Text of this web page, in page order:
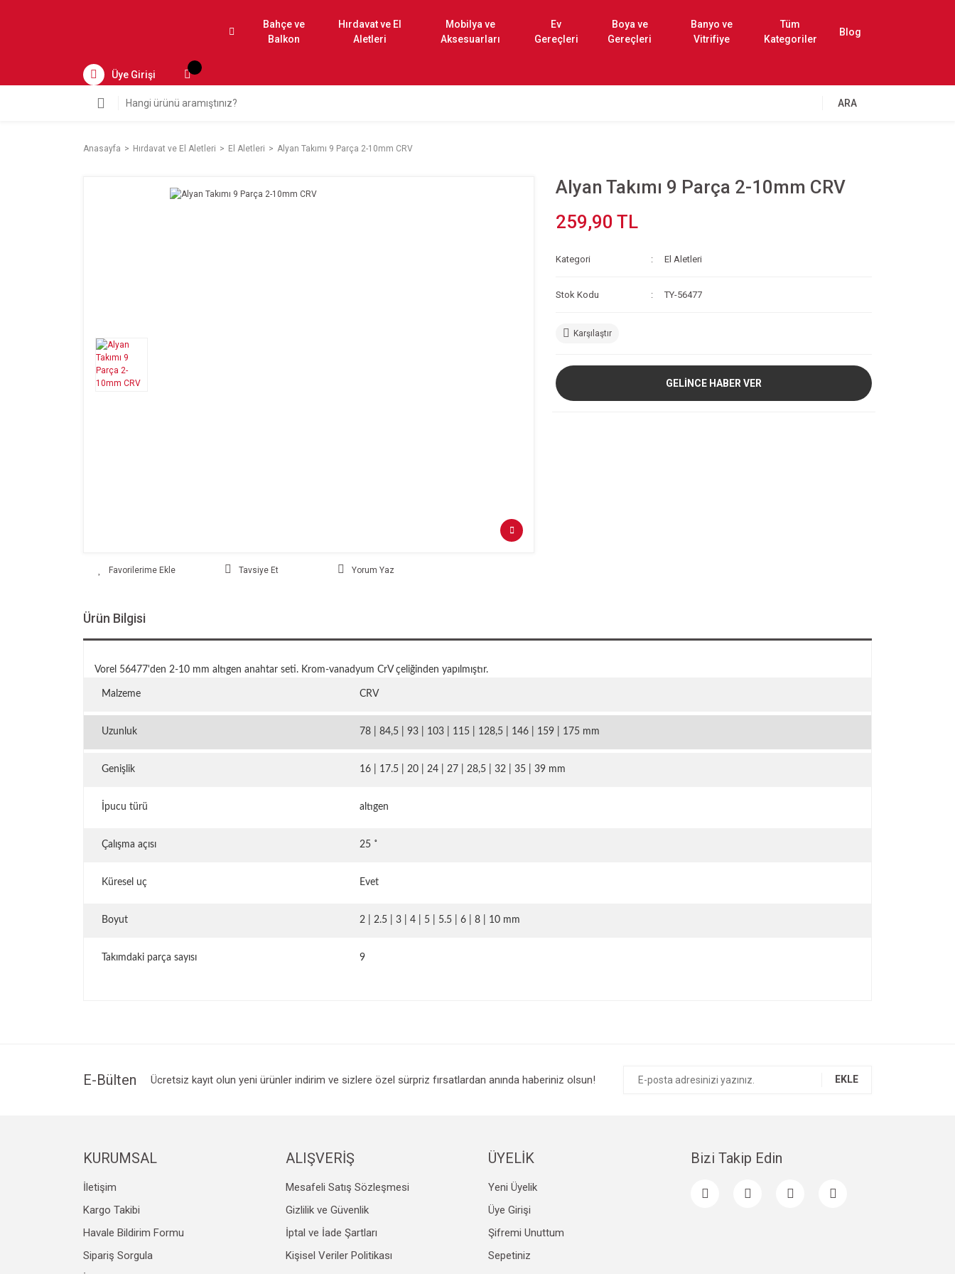
Bahçe ve
Balkon
Hırdavat ve El
Aletleri
Mobilya ve
Aksesuarları
Ev
Gereçleri
Boya ve
Gereçleri
Banyo ve
Vitrifiye
Tüm
Kategoriler
Blog
Üye Girişi
ARA
Anasayfa Hırdavat ve El Aletleri El Aletleri Alyan Takımı 9 Parça 2-10mm CRV
Tavsiye Et Yorum Yaz
Alyan Takımı 9 Parça 2-10mm CRV
259,90 TL
Kategori El Aletleri
Stok Kodu TY-56477
Karşılaştır
GELİNCE HABER VER
Ürün Bilgisi
Vorel 56477'den 2-10 mm altıgen anahtar seti. Krom-vanadyum CrV çeliğinden yapılmıştır.
Malzeme CRV
Uzunluk 78 | 84,5 | 93 | 103 | 115 | 128,5 | 146 | 159 | 175 mm
Genişlik 16 | 17.5 | 20 | 24 | 27 | 28,5 | 32 | 35 | 39 mm
İpucu türü altıgen
Çalışma açısı 25 ˚
Küresel uç Evet
Boyut 2 | 2.5 | 3 | 4 | 5 | 5.5 | 6 | 8 | 10 mm
Takımdaki parça sayısı 9
E-Bülten Ücretsiz kayıt olun yeni ürünler indirim ve sizlere özel sürpriz fırsatlardan anında haberiniz olsun! EKLE
KURUMSAL
İletişim
Kargo Takibi
Havale Bildirim Formu
Sipariş Sorgula
ALIŞVERİŞ
Mesafeli Satış Sözleşmesi
Gizlilik ve Güvenlik
İptal ve İade Şartları
Kişisel Veriler Politikası
ÜYELİK
Yeni Üyelik
Üye Girişi
Şifremi Unuttum
Sepetiniz
Bizi Takip Edin